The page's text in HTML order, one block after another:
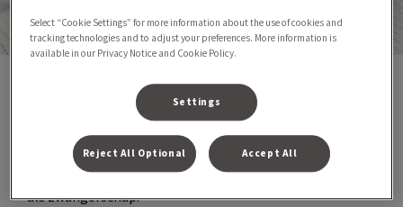
Echografie maakt gebruik van geluidsgolven om
gedetailleerde beelden te verkrijgen van inwendige
buikholte is dit een waardevolle techniek. Hierdoor
krijgen we zicht op organen zoals de lever, nieren,
als zwangerschap.
Select “Cookie Settings” for more information about the use of cookies and
tracking technologies and to adjust your preferences. More information is
available in our Privacy Notice and Cookie Policy.
Settings
Reject All Optional Accept All